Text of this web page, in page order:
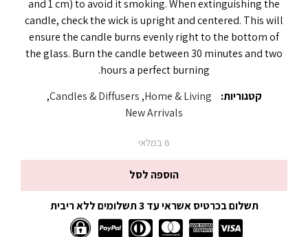
and 1 cm) to avoid it smoking. When extinguishing the
candle, check the wick is upright and centered. This will
ensure the candle burns evenly right to the bottom of
the glass. Burn the candle between 30 minutes and two
hours a perfect burning.
קטגוריות:
Home & Living
,
Candles & Diffusers
,
New Arrivals
6 במלאי
הוספה לסל
תשלום בכרטיס אשראי עד 3 תשלומים ללא ריבית